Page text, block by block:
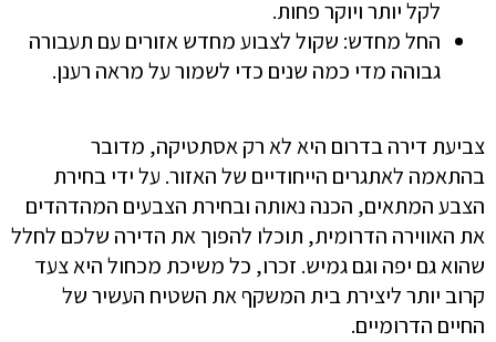
לקל יותר ויוקר פחות.
החל מחדש: שקול לצבוע מחדש אזורים עם תעבורה
גבוהה מדי כמה שנים כדי לשמור על מראה רענן.
צביעת דירה בדרום היא לא רק אסתטיקה, מדובר
בהתאמה לאתגרים הייחודיים של האזור. על ידי בחירת
הצבע המתאים, הכנה נאותה ובחירת הצבעים המהדהדים
את האווירה הדרומית, תוכלו להפוך את הדירה שלכם לחלל
שהוא גם יפה וגם גמיש. זכרו, כל משיכת מכחול היא צעד
קרוב יותר ליצירת בית המשקף את השטיח העשיר של
החיים הדרומיים.